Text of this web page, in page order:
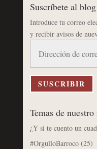
Suscríbete al
Introduce tu correo
y recibir avisos de
correo
electrónico
SUSCRIBIR
Temas de
¿Y si te cuento un
#OrgulloBarroco(25)